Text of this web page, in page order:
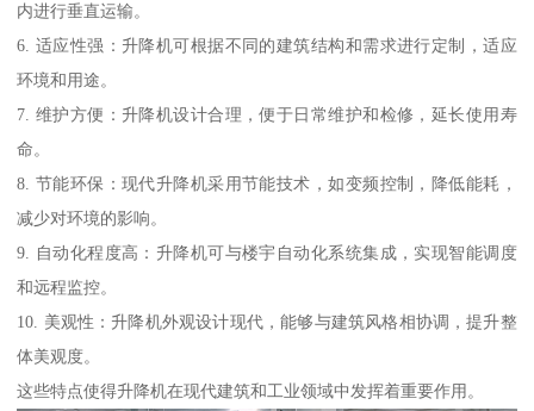
内进行垂直运输。
6. 适应性强：升降机可根据不同的建筑结构和需求进行定制，适应
环境和用途。
7. 维护方便：升降机设计合理，便于日常维护和检修，延长使用寿
命。
8. 节能环保：现代升降机采用节能技术，如变频控制，降低能耗，
减少对环境的影响。
9. 自动化程度高：升降机可与楼宇自动化系统集成，实现智能调度
和远程监控。
10. 美观性：升降机外观设计现代，能够与建筑风格相协调，提升整
体美观度。
这些特点使得升降机在现代建筑和工业领域中发挥着重要作用。